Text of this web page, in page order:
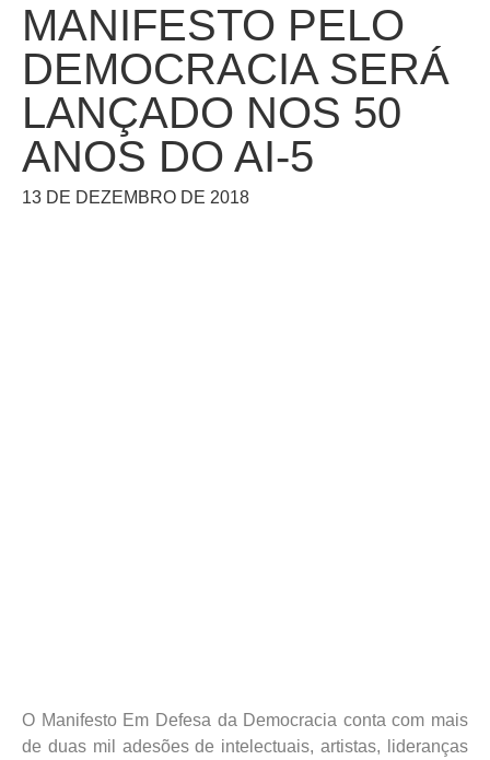
MANIFESTO PELO
DEMOCRACIA SERÁ
LANÇADO NOS 50
ANOS DO AI-5
13 DE DEZEMBRO DE 2018
O Manifesto Em Defesa da Democracia conta com mais
de duas mil adesões de intelectuais, artistas, lideranças